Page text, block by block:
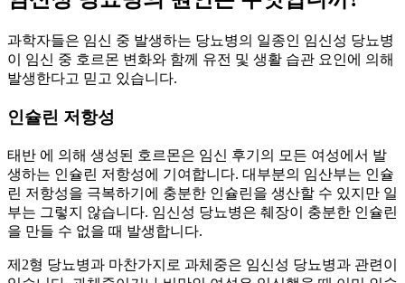
과학자들은 임신 중 발생하는 당뇨병의 일종인 임신성 당뇨병
이 임신 중 호르몬 변화와 함께 유전 및 생활 습관 요인에 의해
발생한다고 믿고 있습니다.
인슐린 저항성
태반 에 의해 생성된 호르몬은 임신 후기의 모든 여성에서 발
생하는 인슐린 저항성에 기여합니다. 대부분의 임산부는 인슐
린 저항성을 극복하기에 충분한 인슐린을 생산할 수 있지만 일
부는 그렇지 않습니다. 임신성 당뇨병은 췌장이 충분한 인슐린
을 만들 수 없을 때 발생합니다.
제2형 당뇨병과 마찬가지로 과체중은 임신성 당뇨병과 관련이